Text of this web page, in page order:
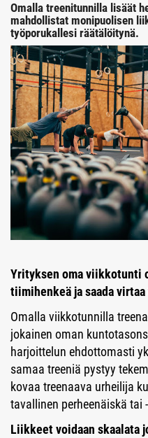
Omalla treenitunnilla lisäät
mahdollistat monipuolisen
työporukallesi räätälöitynä.
Yrityksen oma viikkotunti
tiimihenkeä ja saada virtaa
Omalla viikkotunnilla
jokainen oman
harjoittelun ehdottomasti
samaa treeniä pystyy
kovaa treenaava urheilija
tavallinen perheenäiskä tai
Liikkeet voidaan skaalata